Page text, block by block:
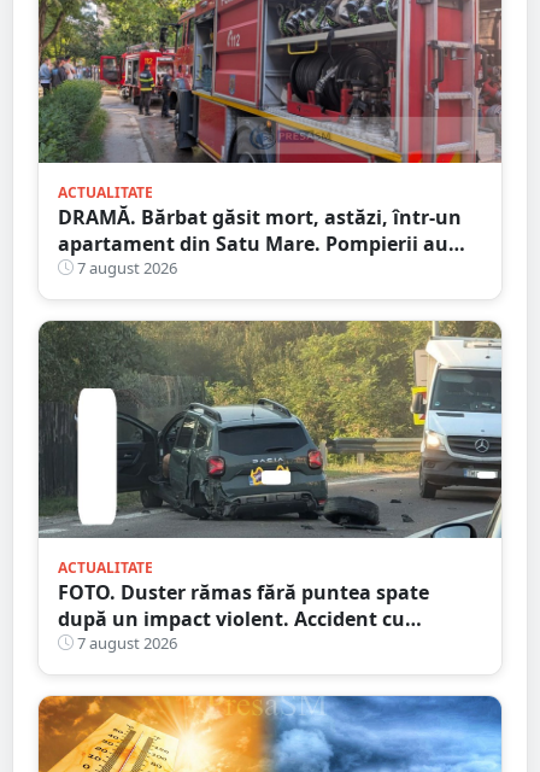
ACTUALITATE
DRAMĂ. Bărbat găsit mort, astăzi, într-un
apartament din Satu Mare. Pompierii au
spart ușa
7 august 2026
ACTUALITATE
FOTO. Duster rămas fără puntea spate
după un impact violent. Accident cu
implicarea unei mașini din Satu Mare
7 august 2026